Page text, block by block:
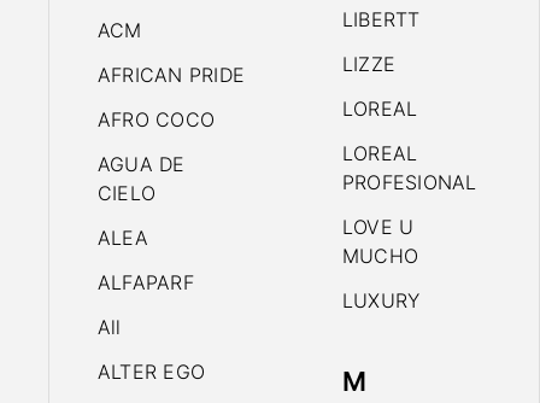
ACM
AFRICAN PRIDE
AFRO COCO
AGUA DE
CIELO
ALEA
ALFAPARF
All
ALTER EGO
LIBERTT
LIZZE
LOREAL
LOREAL
PROFESIONAL
LOVE U
MUCHO
LUXURY
M